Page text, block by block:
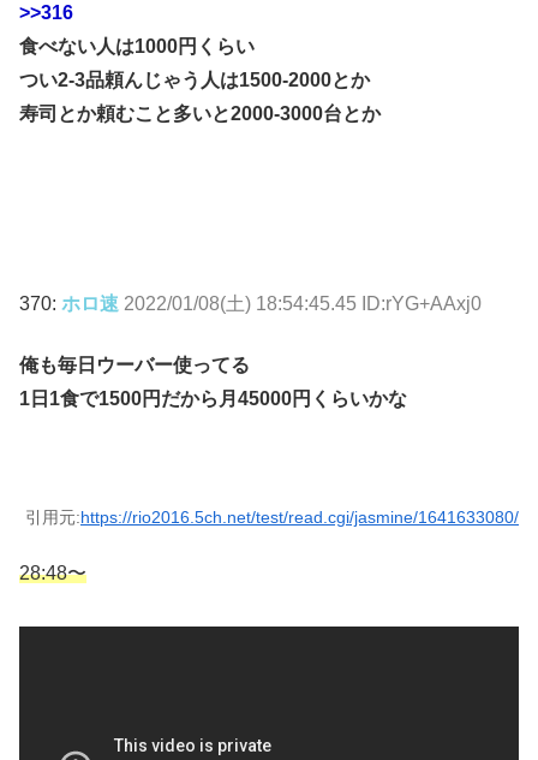
>>316
食べない人は1000円くらい
つい2-3品頼んじゃう人は1500-2000とか
寿司とか頼むこと多いと2000-3000台とか
370: ホロ速 2022/01/08(土) 18:54:45.45 ID:rYG+AAxj0
俺も毎日ウーバー使ってる
1日1食で1500円だから月45000円くらいかな
引用元:https://rio2016.5ch.net/test/read.cgi/jasmine/1641633080/
28:48〜